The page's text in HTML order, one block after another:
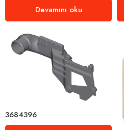
Devamını oku
3684396